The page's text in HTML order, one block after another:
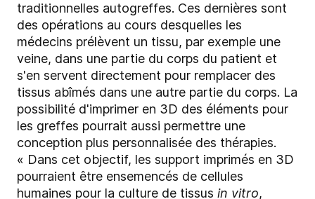
traditionnelles autogreffes. Ces dernières sont
des opérations au cours desquelles les
médecins prélèvent un tissu, par exemple une
veine, dans une partie du corps du patient et
s'en servent directement pour remplacer des
tissus abîmés dans une autre partie du corps. La
possibilité d'imprimer en 3D des éléments pour
les greffes pourrait aussi permettre une
conception plus personnalisée des thérapies.
« Dans cet objectif, les support imprimés en 3D
pourraient être ensemencés de cellules
humaines pour la culture de tissus in vitro,